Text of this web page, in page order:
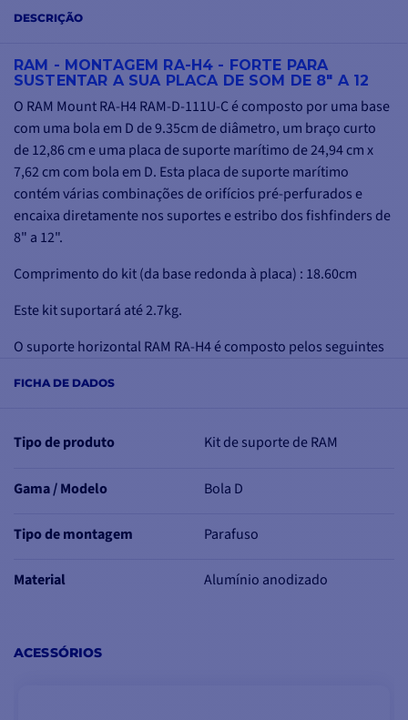
FICHA DE DADOS
Tipo de produto Kit de suporte de RAM
Gama / Modelo Bola D
Tipo de montagem Parafuso
Material Alumínio anodizado
DESCRIÇÃO
RAM - MONTAGEM RA-H4 - FORTE PARA
SUSTENTAR A SUA PLACA DE SOM DE 8" A 12
O RAM Mount RA-H4 RAM-D-111U-C é composto por uma base
com uma bola em D de 9.35cm de diâmetro, um braço curto
de 12,86 cm e uma placa de suporte marítimo de 24,94 cm x
7,62 cm com bola em D. Esta placa de suporte marítimo
contém várias combinações de orifícios pré-perfurados e
encaixa diretamente nos suportes e estribo dos fishfinders de
8" a 12".
Comprimento do kit (da base redonda à placa) : 18.60cm
Este kit suportará até 2.7kg.
O suporte horizontal RAM RA-H4 é composto pelos seguintes
12,86 cm e comprimento de bola a bola: 9,14 cm)
ACESSÓRIOS